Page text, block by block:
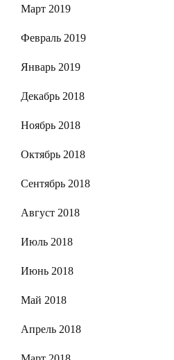
Март 2019
Февраль 2019
Январь 2019
Декабрь 2018
Ноябрь 2018
Октябрь 2018
Сентябрь 2018
Август 2018
Июль 2018
Июнь 2018
Май 2018
Апрель 2018